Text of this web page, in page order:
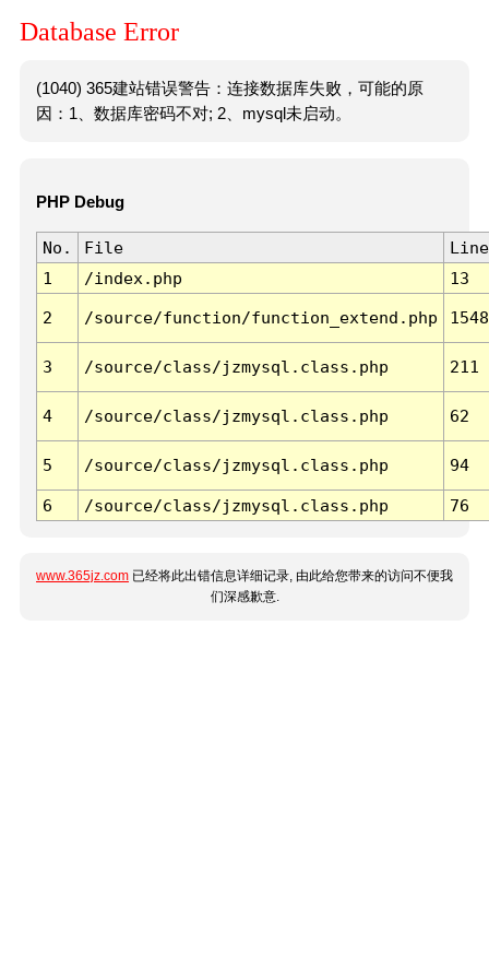
Database Error
(1040) 365建站错误警告：连接数据库失败，可能的原
因：1、数据库密码不对; 2、mysql未启动。
PHP Debug
No. File
Line
1
/index.php 13
2 /source/function/function_extend.php 1548
3 /source/class/jzmysql.class.php 211
4 /source/class/jzmysql.class.php 62
5 /source/class/jzmysql.class.php 94
6 /source/class/jzmysql.class.php 76
www.365jz.com 已经将此出错信息详细记录, 由此给您带来的访问不便我
们深感歉意.